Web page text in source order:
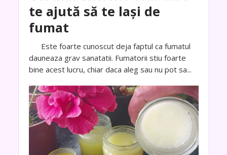
te ajută să te laşi de
fumat
Este foarte cunoscut deja faptul ca fumatul
dauneaza grav sanatatii. Fumatorii stiu foarte
bine acest lucru, chiar daca aleg sau nu pot sa...